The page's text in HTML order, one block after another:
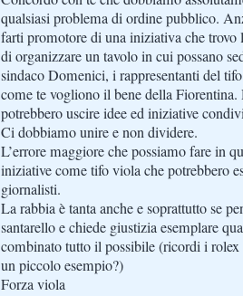
qualsiasi problema di ordine pubblico.
farti promotore di una iniziativa che trovo
di organizzare un tavolo in cui possano
sindaco Domenici, i rappresentanti del
come te vogliono il bene della Fiorentina.
potrebbero uscire idee ed iniziative
Ci dobbiamo unire e non dividere.
L’errore maggiore che possiamo fare in
iniziative come tifo viola che potrebbero
giornalisti.
La rabbia è tanta anche e soprattutto se
santarello e chiede giustizia esemplare
combinato tutto il possibile (ricordi i
un piccolo esempio?)
Forza viola